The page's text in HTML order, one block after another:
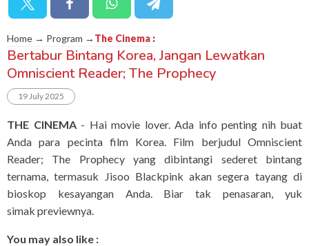
Home → Program → The Cinema :
Bertabur Bintang Korea, Jangan Lewatkan
Omniscient Reader; The Prophecy
19 July 2025
THE CINEMA- Hai movie lover. Ada info penting nih buat
Anda para pecinta film Korea. Film berjudul Omniscient
Reader; The Prophecy yang dibintangi sederet bintang
ternama, termasuk Jisoo Blackpink akan segera tayang di
bioskop kesayangan Anda. Biar tak penasaran, yuk
simak previewnya.
You may also like :